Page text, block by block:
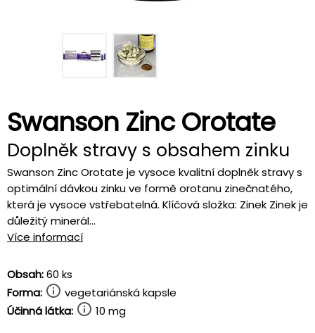
Swanson Zinc Orotate
Doplněk stravy s obsahem zinku
Swanson Zinc Orotate je vysoce kvalitní doplněk stravy s
optimální dávkou zinku ve formě orotanu zinečnatého,
která je vysoce vstřebatelná. Klíčová složka: Zinek Zinek je
důležitý minerál...
Více informací
Obsah:60 ks
Forma:
vegetariánská kapsle
Účinná látka:
10 mg